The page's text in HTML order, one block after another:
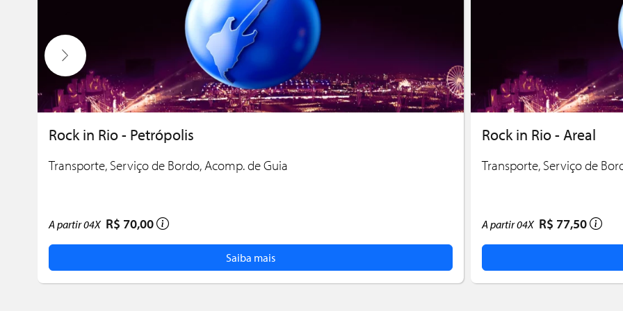
Rock in Rio - Petrópolis
Transporte, Serviço de Bordo, Acomp. de Guia
A partir04X R$ 70,00
Saiba mais
Rock in Rio - Areal
Transporte, Serviço de
A partir04X R$ 77,50